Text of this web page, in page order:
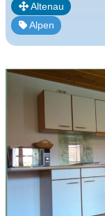
Altenau
Alpen
Vorheriges